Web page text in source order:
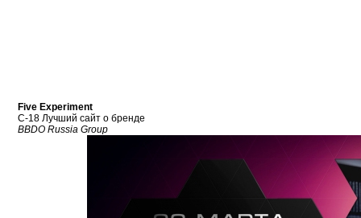
Five Еxperiment
С-18 Лучший сайт о бренде
BBDO Russia Group